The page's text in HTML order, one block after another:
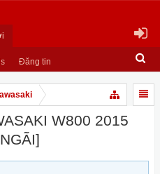
Đăng tin
W800 2015